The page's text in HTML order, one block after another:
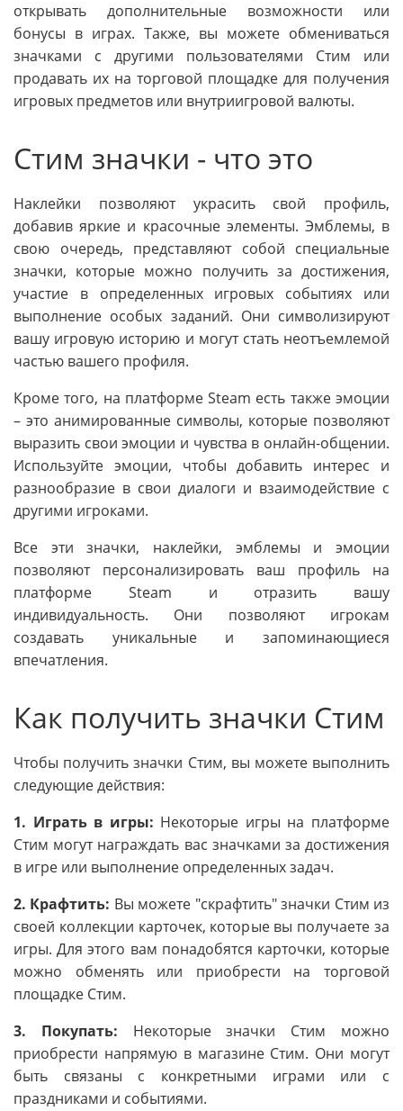
открывать дополнительные возможности или
бонусы в играх. Также, вы можете обмениваться
значками с другими пользователями Стим или
продавать их на торговой площадке для получения
игровых предметов или внутриигровой валюты.
Стим значки - что это
Наклейки позволяют украсить свой профиль,
добавив яркие и красочные элементы. Эмблемы, в
свою очередь, представляют собой специальные
значки, которые можно получить за достижения,
участие в определенных игровых событиях или
выполнение особых заданий. Они символизируют
вашу игровую историю и могут стать неотъемлемой
частью вашего профиля.
Кроме того, на платформе Steam есть также эмоции
– это анимированные символы, которые позволяют
выразить свои эмоции и чувства в онлайн-общении.
Используйте эмоции, чтобы добавить интерес и
разнообразие в свои диалоги и взаимодействие с
другими игроками.
Все эти значки, наклейки, эмблемы и эмоции
позволяют персонализировать ваш профиль на
платформе Steam и отразить вашу
индивидуальность. Они позволяют игрокам
создавать уникальные и запоминающиеся
впечатления.
Как получить значки Стим
Чтобы получить значки Стим, вы можете выполнить
следующие действия:
1. Играть в игры: Некоторые игры на платформе
Стим могут награждать вас значками за достижения
в игре или выполнение определенных задач.
2. Крафтить: Вы можете "скрафтить" значки Стим из
своей коллекции карточек, которые вы получаете за
игры. Для этого вам понадобятся карточки, которые
можно обменять или приобрести на торговой
площадке Стим.
3. Покупать: Некоторые значки Стим можно
приобрести напрямую в магазине Стим. Они могут
быть связаны с конкретными играми или с
праздниками и событиями.